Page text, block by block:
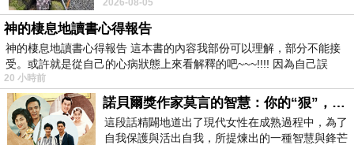
2026-08-05
神的棲息地讀書心得報告
神的棲息地讀書心得報告 這本書的內容我部份可以理解，部分不能接
受。或許就是從自己的心病狀態上來看解釋的吧~~~!!!! 因為自己誤
20 小時前
諾貝爾獎作家莫言的智慧：你的“狠”，才是最好的自我保護
這段話精闢地道出了現代女性在成熟過程中，為了
自我保護與活出自我，所提煉出的一種智慧與鋒芒